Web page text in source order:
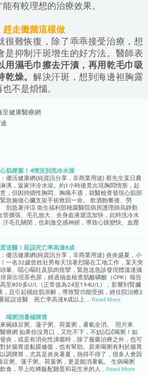
有較理想的治療效果。
走黴菌這樣做
很難恢復，除了乖乖接受治療，想
是抑制汗斑增生的好方法。醫師表
用濕毛巾擦去汗漬，再用乾毛巾吸
燥。 解決汗斑，想到海邊袒胸露
不是煩惱。
至健康醫療網
肌梗塞！4情況別洗冷水澡
優活健康網(純資訊分享，非商業用途) 蔡先生某日農
漓，返家沖冷水澡。約1小時後竟出現胸悶情形，起
，但因持續性胸悶、胸痛不適，就醫檢查發現心肌部
急施做心臟支架手術救回一命。 飲酒飽餐後、勞
別急著沖涼 衛生福利部桃園醫院病房護理師烏静勤
管擴張、毛孔放大、全身血液迴流加快，此時洗冷水
汗毛孔關閉，也刺激交感神經，導致心跳變快、血壓
送醫！延誤死亡率高達8成
優活健康網(純資訊分享，非商業用途) 炎炎盛夏，小
一名32歲曾姓壯男每天頂著烈陽在工地工作，某天突
暈、噁心嘔吐及肌肉痙攣，緊急送急診發現體溫達攝
尿出現茶色尿，經過抽血檢查肌酸磷酸（CPK）報告
至800多U/L（正常值為24至194U/L），影響到腎臟
，且引起橫紋肌溶解，導致腎功能受損，經住院治療2
延誤送醫 死亡率高達8成以上 …
Read More
喝粥消暑補脾胃
碗綠豆粥、蓮子粥、荷葉粥，暑氣全消。 照片來
療網 如果你沒胃口，又吃不下，不妨試試喝粥！如
炎，或是有消化性潰瘍時，除了服藥治療之外，也可
於腸胃道黏膜修復，也有幫助。原來喝粥有利於腸胃
調脾胃，尤其是炎炎暑夏，熱得不得了，很多人會因
豆粥、蓮子粥、荷葉粥，更是能消暑氣。 生病喝粥
食，早上吃稀飯配雞蛋和花生米的人…
Read More